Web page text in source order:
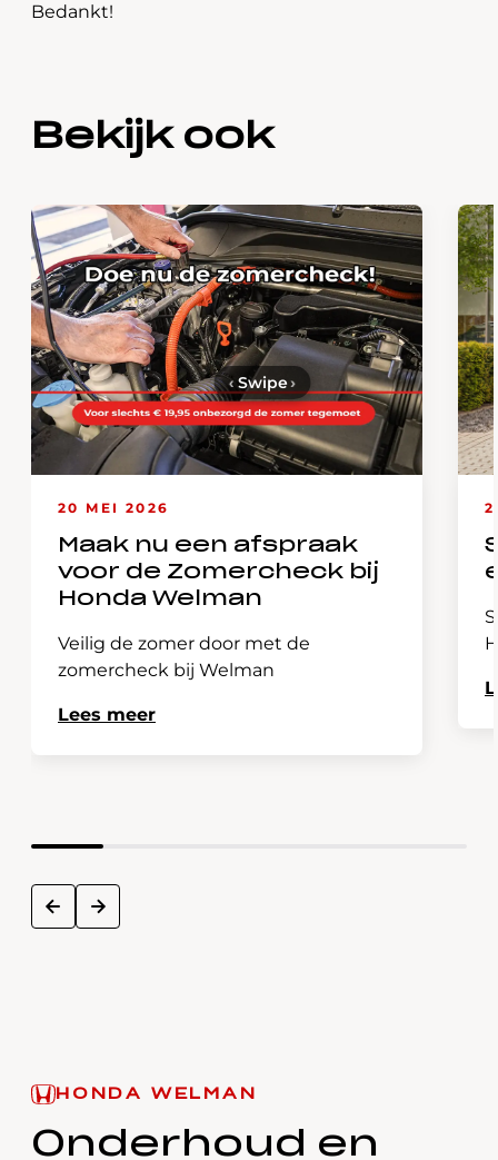
Bedankt!
Bekijk ook
20 MEI 2026
Maak nu een afspraak
voor de Zomercheck bij
Honda Welman
Veilig de zomer door met de
zomercheck bij Welman
Lees meer
prev next
‹ Swipe›
HONDA WELMAN
Onderhoud en